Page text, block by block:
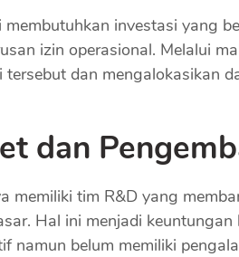
investasi yang
izin operasional. Melalui
dan mengalokasikan
dan
memiliki tim R&D yang
Hal ini menjadi
namun belum memiliki